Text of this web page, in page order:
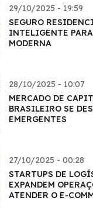
29/10/2025 - 19:59
SEGURO
INTELIGENTE
MODERNA
28/10/2025 - 10:07
MERCADO DE
BRASILEIRO SE
EMERGENTES
27/10/2025 - 00:28
STARTUPS DE
EXPANDEM
ATENDER O E-